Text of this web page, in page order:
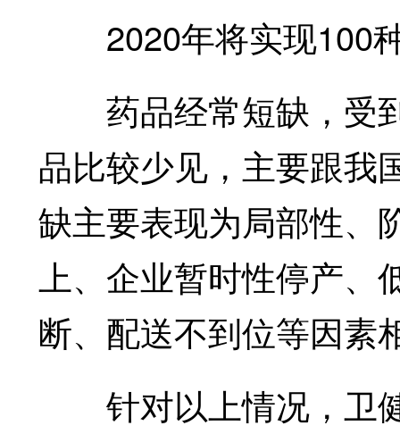
2020年将实现100
药品经常短缺，受
品比较少见，主要跟我
缺主要表现为局部性、
上、企业暂时性停产、
断、配送不到位等因素
针对以上情况，卫